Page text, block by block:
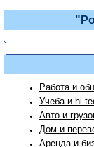
Работа и
Учеба и hi-
Авто и
Дом и
Аренда и